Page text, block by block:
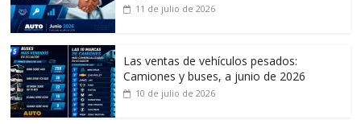
11 de julio de 2026
Las ventas de vehículos pesados:
Camiones y buses, a junio de 2026
10 de julio de 2026